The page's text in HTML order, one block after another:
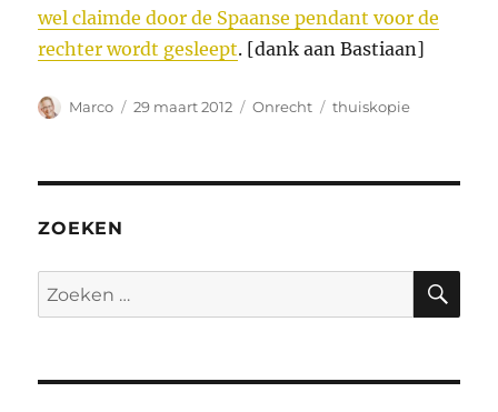
wel claimde door de Spaanse pendant voor de
rechter wordt gesleept. [dank aan Bastiaan]
Auteur
Marco
Geplaatst
29 maart 2012 Categorieën
Onrecht Tags
thuiskopie
ZOEKEN
Zoeken
naar: